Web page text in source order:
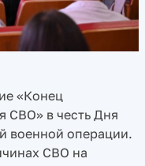
«Конец
СВО» в честь Дня
военной операции.
СВО на